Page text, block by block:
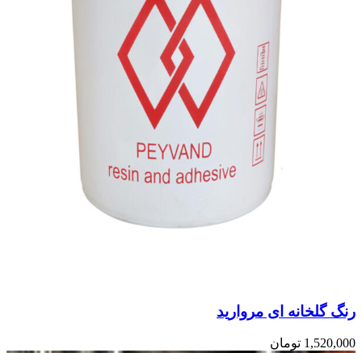
رنگ گلخانه ای مروارید
1,520,000 تومان